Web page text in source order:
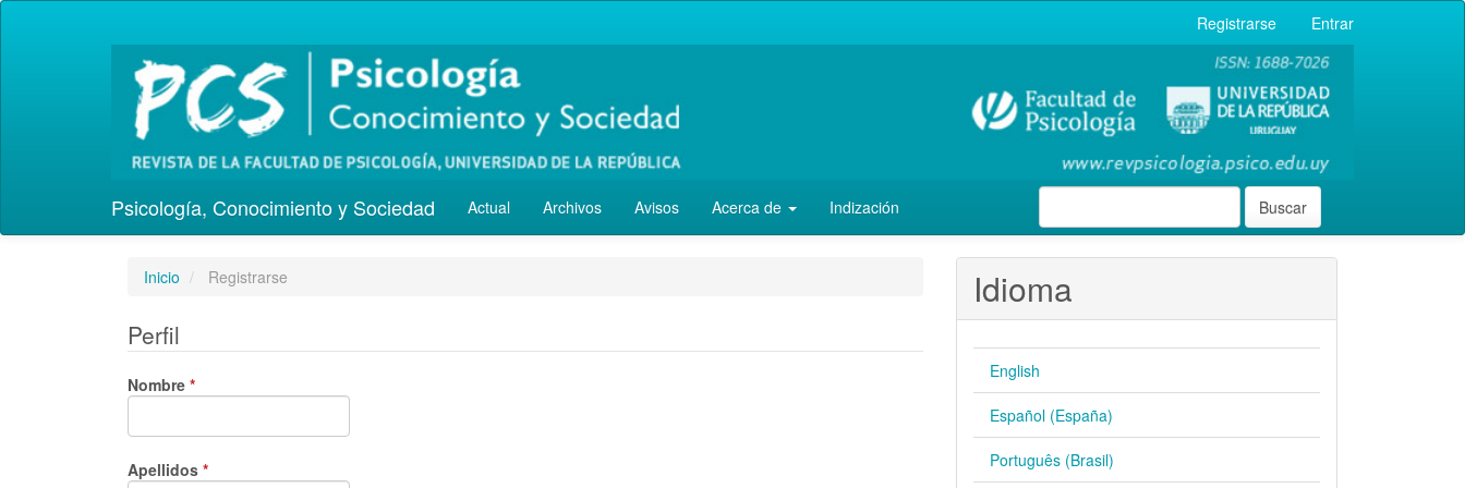
Registrarse Entrar
Psicología, Conocimiento y Sociedad Actual Archivos Avisos Acerca de Indización Buscar
Inicio Registrarse
Perfil
Nombre *Obligatorio
Apellidos *Obligatorio
Idioma
English
Español (España)
Português (Brasil)